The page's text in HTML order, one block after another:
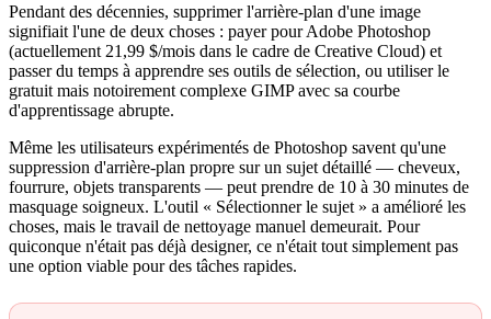
Pendant des décennies, supprimer l'arrière-plan d'une image
signifiait l'une de deux choses : payer pour Adobe Photoshop
(actuellement 21,99 $/mois dans le cadre de Creative Cloud) et
passer du temps à apprendre ses outils de sélection, ou utiliser le
gratuit mais notoirement complexe GIMP avec sa courbe
d'apprentissage abrupte.
Même les utilisateurs expérimentés de Photoshop savent qu'une
suppression d'arrière-plan propre sur un sujet détaillé — cheveux,
fourrure, objets transparents — peut prendre de 10 à 30 minutes de
masquage soigneux. L'outil « Sélectionner le sujet » a amélioré les
choses, mais le travail de nettoyage manuel demeurait. Pour
quiconque n'était pas déjà designer, ce n'était tout simplement pas
une option viable pour des tâches rapides.